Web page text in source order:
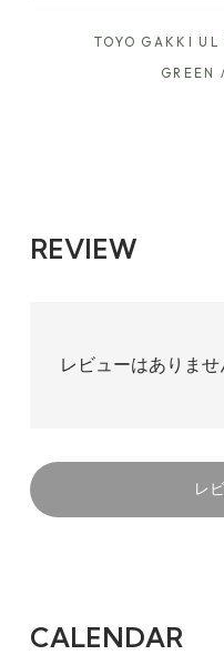
TOYO GAKKI UL
GREEN
REVIEW
レビューはありませ
レ
CALENDAR